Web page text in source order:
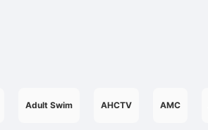
Adult Swim AHCTV AMC